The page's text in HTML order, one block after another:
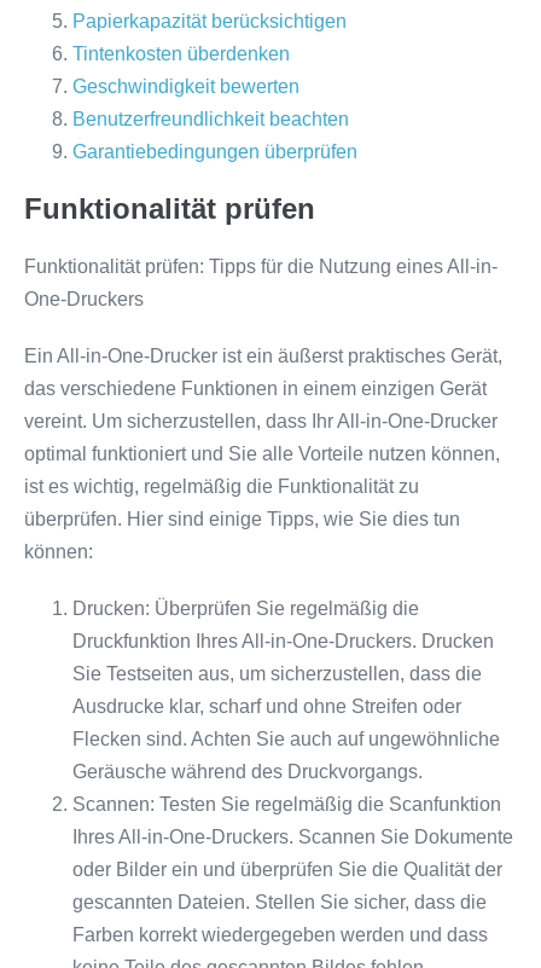
Papierkapazität berücksichtigen
Tintenkosten überdenken
Geschwindigkeit bewerten
Benutzerfreundlichkeit beachten
Garantiebedingungen überprüfen
Funktionalität prüfen
Funktionalität prüfen: Tipps für die Nutzung eines All-in-
One-Druckers
Ein All-in-One-Drucker ist ein äußerst praktisches Gerät,
das verschiedene Funktionen in einem einzigen Gerät
vereint. Um sicherzustellen, dass Ihr All-in-One-Drucker
optimal funktioniert und Sie alle Vorteile nutzen können,
ist es wichtig, regelmäßig die Funktionalität zu
überprüfen. Hier sind einige Tipps, wie Sie dies tun
können:
Drucken: Überprüfen Sie regelmäßig die
Druckfunktion Ihres All-in-One-Druckers. Drucken
Sie Testseiten aus, um sicherzustellen, dass die
Ausdrucke klar, scharf und ohne Streifen oder
Flecken sind. Achten Sie auch auf ungewöhnliche
Geräusche während des Druckvorgangs.
Scannen: Testen Sie regelmäßig die Scanfunktion
Ihres All-in-One-Druckers. Scannen Sie Dokumente
oder Bilder ein und überprüfen Sie die Qualität der
gescannten Dateien. Stellen Sie sicher, dass die
Farben korrekt wiedergegeben werden und dass